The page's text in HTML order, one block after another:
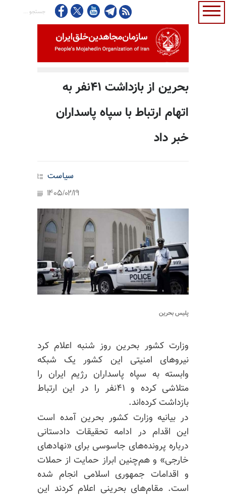
بحرین از بازداشت ۴۱نفر به
اتهام ارتباط با سپاه پاسداران
خبر داد
سیاست
1405/02/19
پلیس بحرین
وزارت کشور بحرین روز شنبه اعلام کرد
نیروهای امنیتی این کشور یک شبکه
وابسته به سپاه پاسداران رژیم ایران را
متلاشی کرده و ۴۱نفر را در این ارتباط
بازداشت کرده‌اند.
در بیانیه وزارت کشور بحرین آمده است
این اقدام در ادامه تحقیقات دادستانی
درباره پرونده‌های جاسوسی برای «نهادهای
خارجی» و هم‌چنین ابراز حمایت از حملات
و اقدامات جمهوری اسلامی انجام شده
است. مقام‌های بحرینی اعلام کردند این